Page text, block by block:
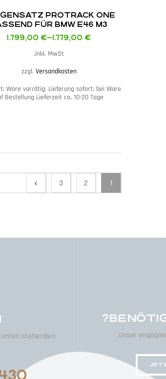
PROTRACK ONE
FÜR BMW E46 M3
1.779,00 €
–
1.799,00 €
inkl. MwSt.
zzgl. Versandkosten
Ware vorrätig: Lieferung sofort; bei Ware
Bestellung Lieferzeit ca. 10-20 Tage
1
2
3
Unser
stehenden